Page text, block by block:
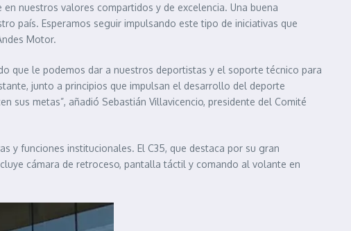
nuestros valores compartidos y de excelencia. Una buena
país. Esperamos seguir impulsando este tipo de iniciativas que
Motor.
que le podemos dar a nuestros deportistas y el soporte técnico para
junto a principios que impulsan el desarrollo del deporte
sus metas”, añadió Sebastián Villavicencio, presidente del Comité
y funciones institucionales. El C35, que destaca por su gran
cámara de retroceso, pantalla táctil y comando al volante en